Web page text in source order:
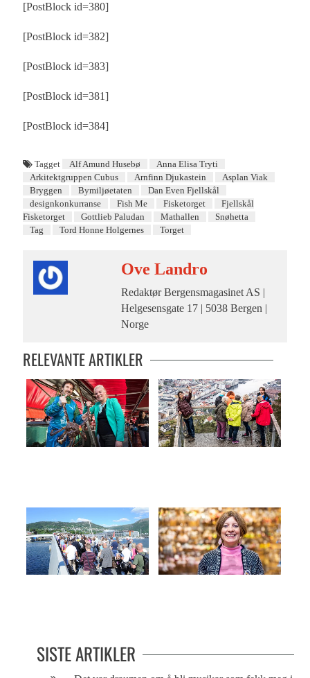
[PostBlock id=380]
[PostBlock id=382]
[PostBlock id=383]
[PostBlock id=381]
[PostBlock id=384]
Tagget Alf Amund Husebø
Anna Elisa Tryti
Arkitektgruppen Cubus
Arnfinn Djukastein
Asplan Viak
Bryggen
Bymiljøetaten
Dan Even Fjellskål
designkonkurranse
Fish Me Fisketorget
Fjellskål
Fisketorget
Gottlieb Paludan Mathallen
Snøhetta
Tag
Tord Honne Holgernes Torget
Ove Landro
Redaktør Bergensmagasinet AS |
Helgesensgate 17 | 5038 Bergen |
Norge
RELEVANTE ARTIKLER
SISTE ARTIKLER